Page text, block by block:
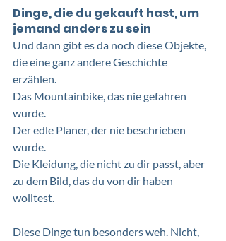
Dinge, die du gekauft hast, um
jemand anders zu sein
Und dann gibt es da noch diese Objekte,
die eine ganz andere Geschichte
erzählen.
Das Mountainbike, das nie gefahren
wurde.
Der edle Planer, der nie beschrieben
wurde.
Die Kleidung, die nicht zu dir passt, aber
zu dem Bild, das du von dir haben
wolltest.
Diese Dinge tun besonders weh. Nicht,